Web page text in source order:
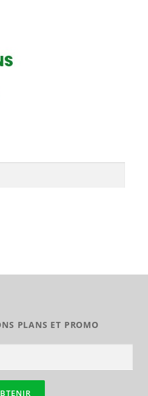
PLANS ET PROMO